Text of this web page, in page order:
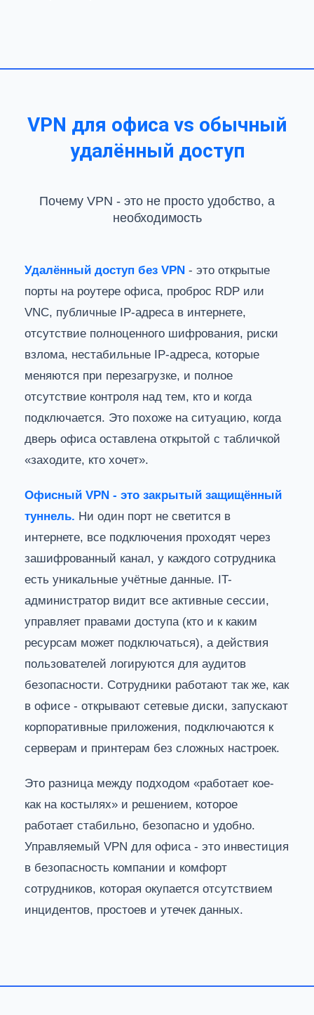
VPN для офиса vs обычный
удалённый доступ
Почему VPN - это не просто удобство, а
необходимость
Удалённый доступ без VPN - это открытые
порты на роутере офиса, проброс RDP или
VNC, публичные IP-адреса в интернете,
отсутствие полноценного шифрования, риски
взлома, нестабильные IP-адреса, которые
меняются при перезагрузке, и полное
отсутствие контроля над тем, кто и когда
подключается. Это похоже на ситуацию, когда
дверь офиса оставлена открытой с табличкой
«заходите, кто хочет».
Офисный VPN - это закрытый защищённый
туннель. Ни один порт не светится в
интернете, все подключения проходят через
зашифрованный канал, у каждого сотрудника
есть уникальные учётные данные. IT-
администратор видит все активные сессии,
управляет правами доступа (кто и к каким
ресурсам может подключаться), а действия
пользователей логируются для аудитов
безопасности. Сотрудники работают так же, как
в офисе - открывают сетевые диски, запускают
корпоративные приложения, подключаются к
серверам и принтерам без сложных настроек.
Это разница между подходом «работает кое-
как на костылях» и решением, которое
работает стабильно, безопасно и удобно.
Управляемый VPN для офиса - это инвестиция
в безопасность компании и комфорт
сотрудников, которая окупается отсутствием
инцидентов, простоев и утечек данных.